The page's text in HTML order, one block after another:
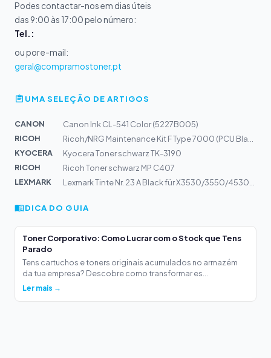
Podes contactar-nos em dias úteis
das 9:00 às 17:00 pelo número:
Tel.:
ou por e-mail:
geral@compramostoner.pt
UMA SELEÇÃO DE ARTIGOS
CANON
Canon Ink CL-541 Color (5227B005)
RICOH
KYOCERA
Kyocera Toner schwarz TK-3190
RICOH
Ricoh Toner schwarz MP C407
LEXMARK
DICA DO GUIA
Toner Corporativo: Como Lucrar com o Stock que Tens
Parado
Tens cartuchos e toners originais acumulados no armazém
da tua empresa? Descobre como transformar es...
Ler mais →